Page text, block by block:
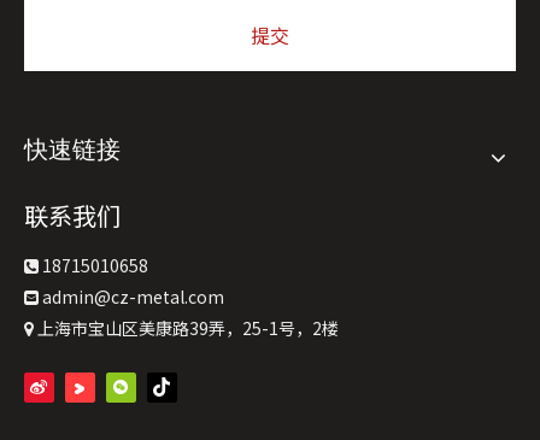
提交
快速链接
联系我们
 18715010658
 admin@cz-metal.com
 上海市宝山区美康路39弄，25-1号，2楼